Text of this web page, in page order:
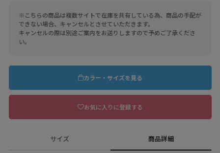
※こちらの商品は複数サイトで在庫を共有している為、商品の手配が
できない場合、キャンセルとさせていただきます。
キャンセルの際は別途ご案内をお送りしますので予めご了承くださ
い。
カラー・サイズを見る
お気に入りに登録する
サイズ 商品詳細